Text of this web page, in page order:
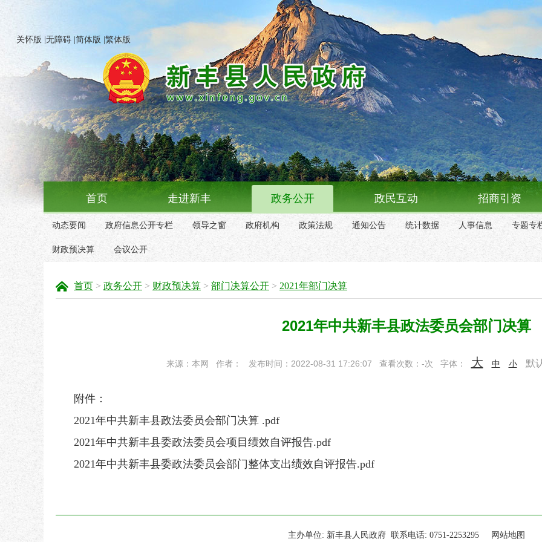
关怀版 无障碍 简体版 繁体版
首页 走进新丰 政务公开 政民互动 招商引资
动态要闻 政府信息公开专栏 领导之窗 政府机构 政策法规 通知公告 统计数据 人事信息 专题专
财政预决算 会议公开
首页 > 政务公开 > 财政预决算 > 部门决算公开 > 2021年部门决算
2021年中共新丰县政法委员会部门决算
来源：本网 作者： 发布时间：2022-08-31 17:26:07 查看次数： -次 字体： 大 中 小 默
附件：
2021年中共新丰县政法委员会部门决算 .pdf
2021年中共新丰县委政法委员会项目绩效自评报告.pdf
2021年中共新丰县委政法委员会部门整体支出绩效自评报告.pdf
主办单位: 新丰县人民政府 联系电话: 0751-2253295 网站地图